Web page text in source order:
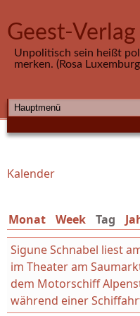
Geest-Verlag
Unpolitisch sein heißt
merken. (Rosa
HAUPTMENÜ
Sie sind hier
Kalender
Monat Week Tag
Sigune Schnabel liest
im Theater am
dem Motorschiff
während einer